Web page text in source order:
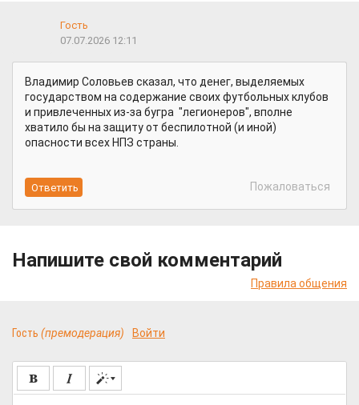
Гость
07.07.2026 12:11
Владимир Соловьев сказал, что денег, выделяемых
государством на содержание своих футбольных клубов
и привлеченных из-за бугра "легионеров", вполне
хватило бы на защиту от беспилотной (и иной)
опасности всех НПЗ страны.
Пожаловаться
Напишите свой комментарий
Правила общения
Гость (премодерация) Войти